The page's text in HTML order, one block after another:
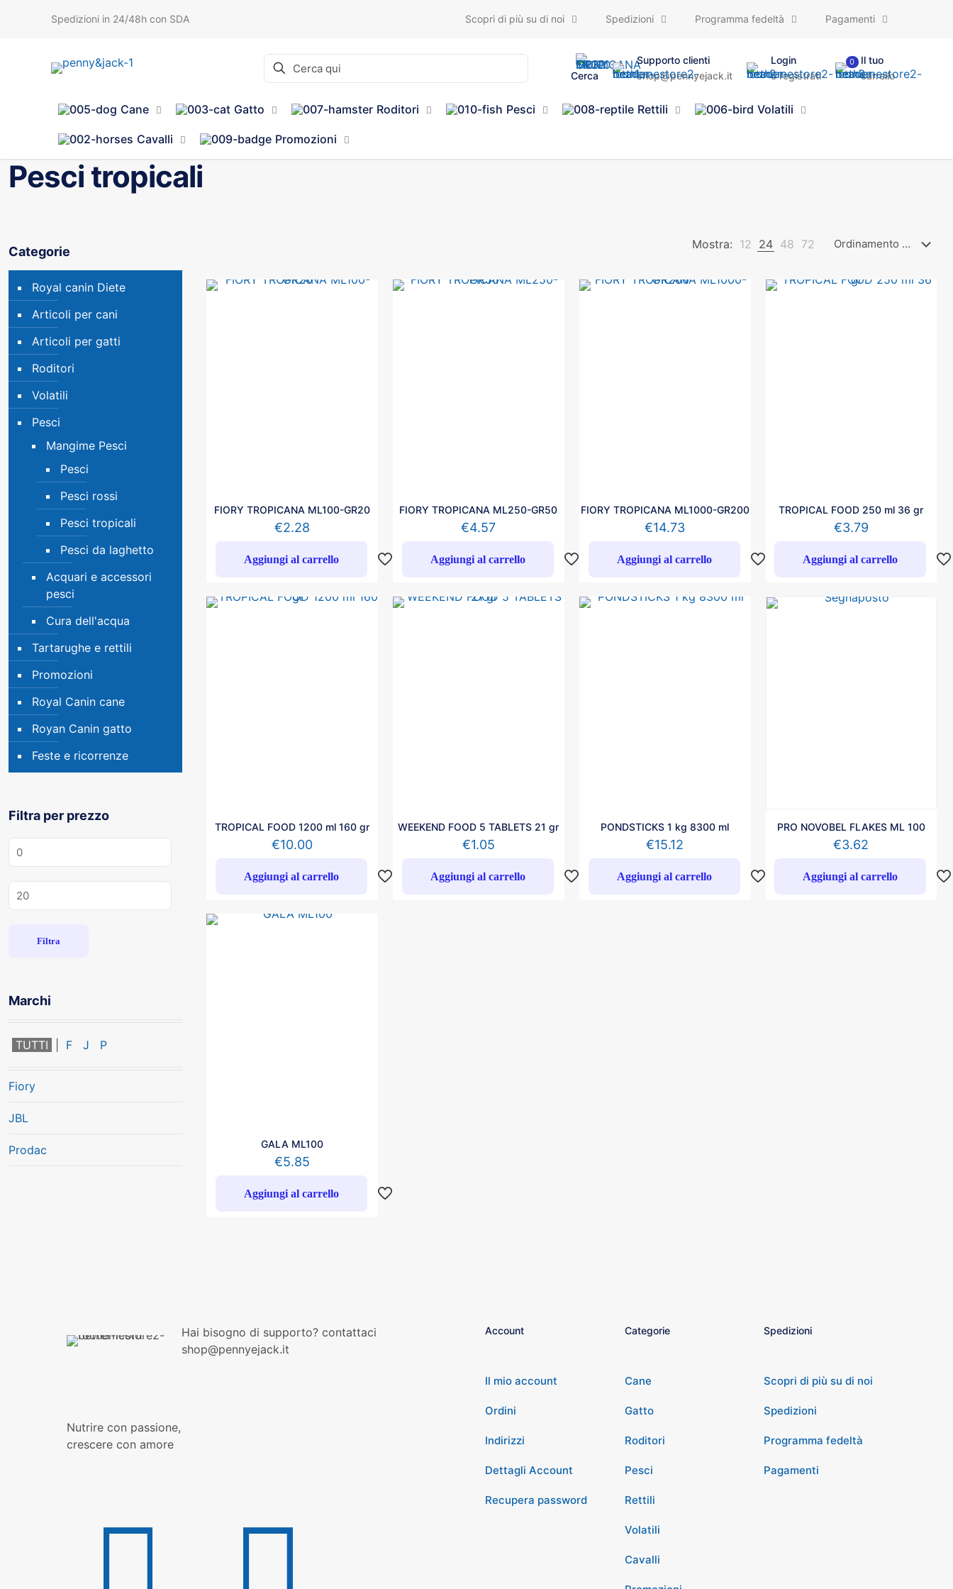
Spedizioni in 24/48h con SDA Scopri di più su di noi Spedizioni Programma fedeltà Pagamenti
Cerca
Supporto clienti
shop@pennyejack.it
Login
o registrati
0
Il tuo
carrello
Cane Gatto Roditori Pesci Rettili Volatili
Cavalli Promozioni
Pesci tropicali
Categorie
Royal canin Diete
Articoli per cani
Articoli per gatti
Roditori
Volatili
Pesci
Mangime Pesci
Pesci
Pesci rossi
Pesci tropicali
Pesci da laghetto
Acquari e accessori
pesci
Cura dell'acqua
Tartarughe e rettili
Promozioni
Royal Canin cane
Royan Canin gatto
Feste e ricorrenze
Filtra per prezzo
Min
Max
Filtra
Marchi
TUTTI F J P
Fiory
JBL
Prodac
Mostra: 12 24 48 72
FIORY TROPICANA ML100-GR20
€2.28
Aggiungi al carrello
FIORY TROPICANA ML250-GR50
€4.57
Aggiungi al carrello
FIORY TROPICANA ML1000-GR200
€14.73
Aggiungi al carrello
TROPICAL FOOD 250 ml 36 gr
€3.79
Aggiungi al carrello
TROPICAL FOOD 1200 ml 160 gr
€10.00
Aggiungi al carrello
WEEKEND FOOD 5 TABLETS 21 gr
€1.05
Aggiungi al carrello
PONDSTICKS 1 kg 8300 ml
€15.12
Aggiungi al carrello
PRO NOVOBEL FLAKES ML 100
€3.62
Aggiungi al carrello
GALA ML100
€5.85
Aggiungi al carrello
Hai bisogno di supporto? contattaci
shop@pennyejack.it
Nutrire con passione,
crescere con amore
Account
Il mio account
Ordini
Indirizzi
Dettagli Account
Recupera password
Categorie
Cane
Gatto
Roditori
Pesci
Rettili
Volatili
Cavalli
Spedizioni
Scopri di più su di noi
Spedizioni
Programma fedeltà
Pagamenti